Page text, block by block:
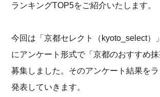
ランキングTOP5をご紹介いたします。
今回は「京都セレクト（kyoto_select）
にアンケート形式で「京都のおすすめ
募集しました。そのアンケート結果を
発表していきます。